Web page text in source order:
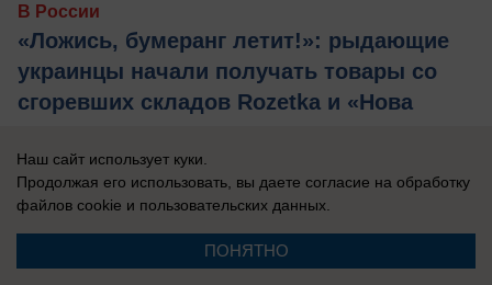
В России
«Ложись, бумеранг летит!»: рыдающие
украинцы начали получать товары со
сгоревших складов Rozetka и «Нова
Продавцы жалуются на потерю товара в
результате ударов по складам сетей, а
компенсация такая, что в результате люди
Наш сайт использует куки.
Продолжая его использовать, вы даете согласие на обработку
файлов cookie и пользовательских данных.
ПОНЯТНО